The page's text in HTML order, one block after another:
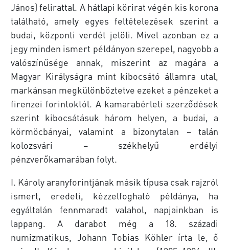
János) felirattal. A hátlapi körirat végén kis korona
található, amely egyes feltételezések szerint a
budai, központi verdét jelöli. Mivel azonban ez a
jegy minden ismert példányon szerepel, nagyobb a
valószínűsége annak, miszerint az magára a
Magyar Királyságra mint kibocsátó államra utal,
markánsan megkülönböztetve ezeket a pénzeket a
firenzei forintoktól. A kamarabérleti szerződések
szerint kibocsátásuk három helyen, a budai, a
körmöcbányai, valamint a bizonytalan – talán
kolozsvári – székhelyű erdélyi
pénzverőkamarában folyt.
I. Károly aranyforintjának másik típusa csak rajzról
ismert, eredeti, kézzelfogható példánya, ha
egyáltalán fennmaradt valahol, napjainkban is
lappang. A darabot még a 18. századi
numizmatikus, Johann Tobias Köhler írta le, ő